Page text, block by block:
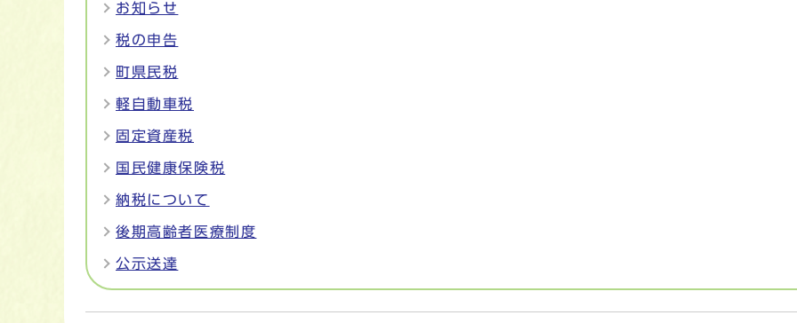
お知らせ
税の申告
町県民税
軽自動車税
固定資産税
国民健康保険税
納税について
後期高齢者医療制度
公示送達